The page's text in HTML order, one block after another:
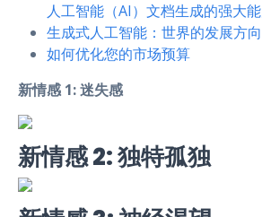
人工智能（AI）文档生成的强大
生成式人工智能：世界的发展方
如何优化您的市场预算
新情感 1: 迷失感
新情感 2: 独特孤独